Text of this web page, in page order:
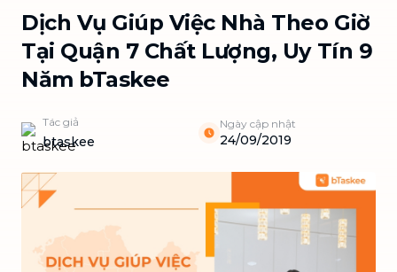
Dịch Vụ Giúp Việc Nhà Theo Giờ
Tại Quận 7 Chất Lượng, Uy Tín 9
Năm bTaskee
Tác giả
btaskee
Ngày cập nhật
24/09/2019